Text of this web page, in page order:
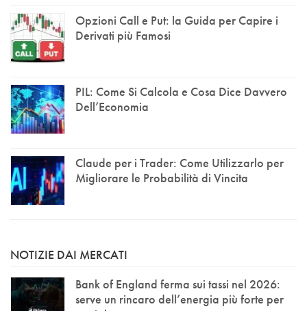
Opzioni Call e Put: la Guida per Capire i
Derivati più Famosi
PIL: Come Si Calcola e Cosa Dice Davvero
Dell’Economia
Claude per i Trader: Come Utilizzarlo per
Migliorare le Probabilità di Vincita
NOTIZIE DAI MERCATI
Bank of England ferma sui tassi nel 2026:
serve un rincaro dell’energia più forte per